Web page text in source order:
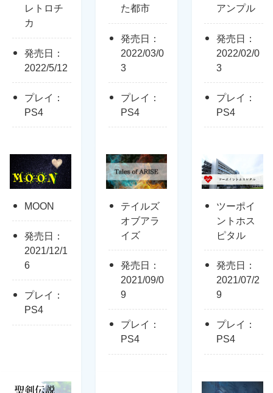
レトロチ
カ
発売日：
2022/5/12
プレイ：
PS4
た都市
発売日：
2022/03/0
3
プレイ：
PS4
アンプル
発売日：
2022/02/0
3
プレイ：
PS4
MOON
発売日：
2021/12/1
6
プレイ：
PS4
テイルズ
オブアラ
イズ
発売日：
2021/09/0
9
プレイ：
PS4
ツーポイ
ントホス
ピタル
発売日：
2021/07/2
9
プレイ：
PS4